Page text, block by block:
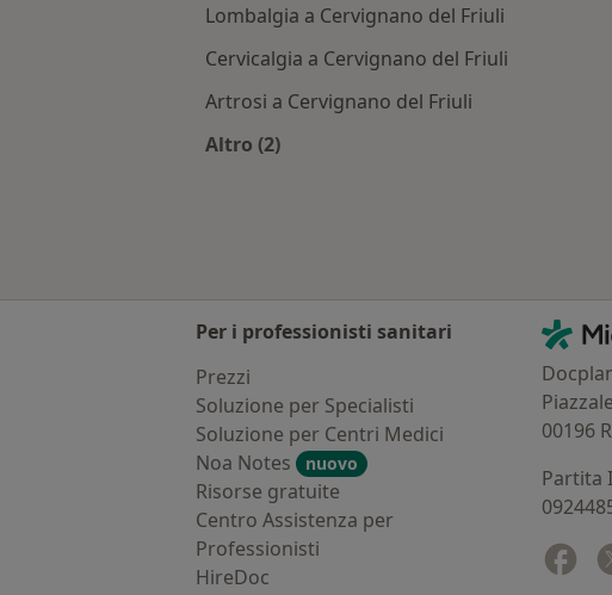
Lombalgia a Cervignano del Friuli
Cervicalgia a Cervignano del Friuli
Artrosi a Cervignano del Friuli
Altro (2)
Per i professionisti sanitari
Prezzi
Soluzione per Specialisti
Soluzione per Centri Medici
Noa Notes
nuovo
Risorse gratuite
Centro Assistenza per
Professionisti
HireDoc
00196
Partita
si